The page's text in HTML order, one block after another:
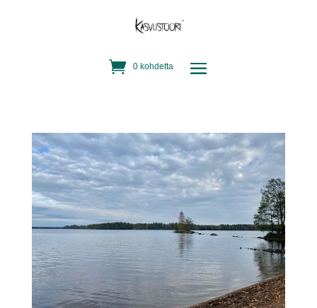
0 kohdetta